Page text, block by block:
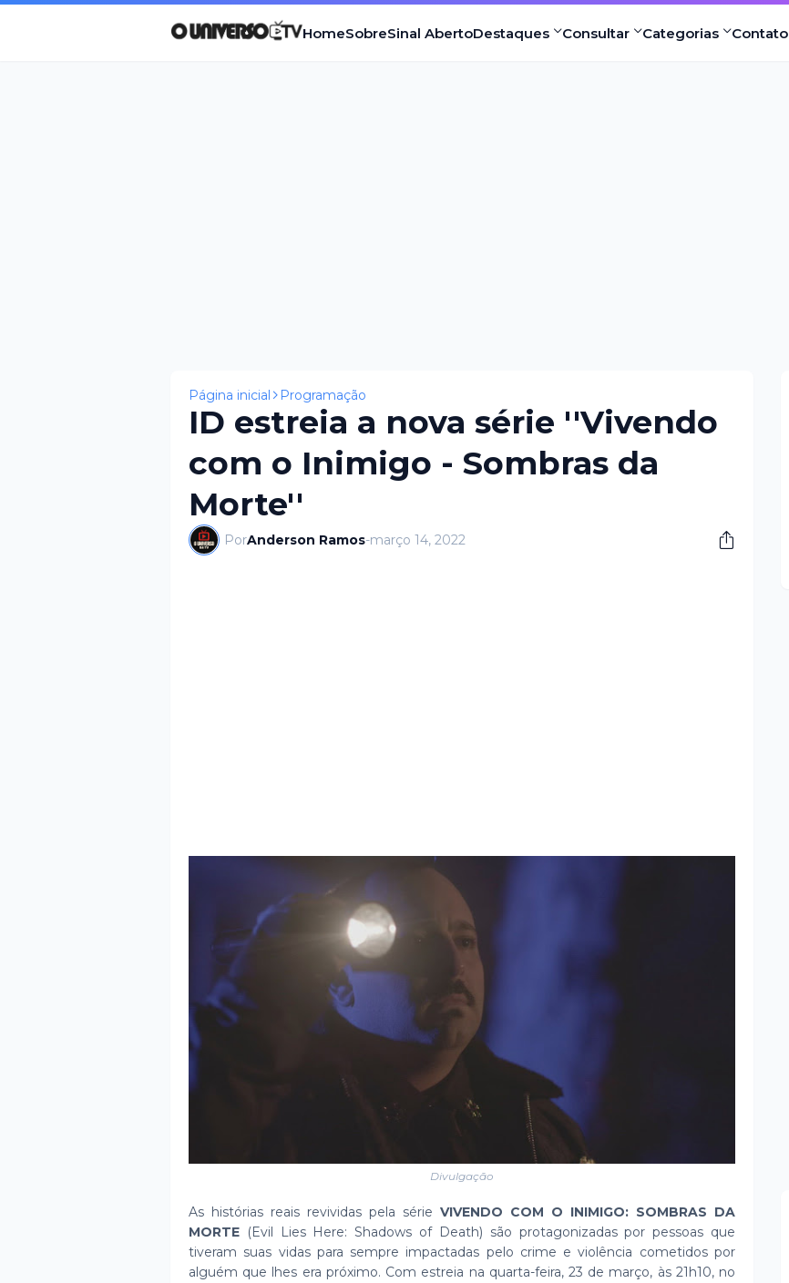
HomeSobreSinal AbertoDestaques Consultar Categorias Contato
Página inicial Programação
ID estreia a nova série ''Vivendo
com o Inimigo - Sombras da
Morte''
PorAnderson Ramos-março 14, 2022
Divulgação
As histórias reais revividas pela série VIVENDO COM O INIMIGO: SOMBRAS DA
MORTE (Evil Lies Here: Shadows of Death) são protagonizadas por pessoas que
tiveram suas vidas para sempre impactadas pelo crime e violência cometidos por
alguém que lhes era próximo. Com estreia na quarta-feira, 23 de março, às 21h10, no